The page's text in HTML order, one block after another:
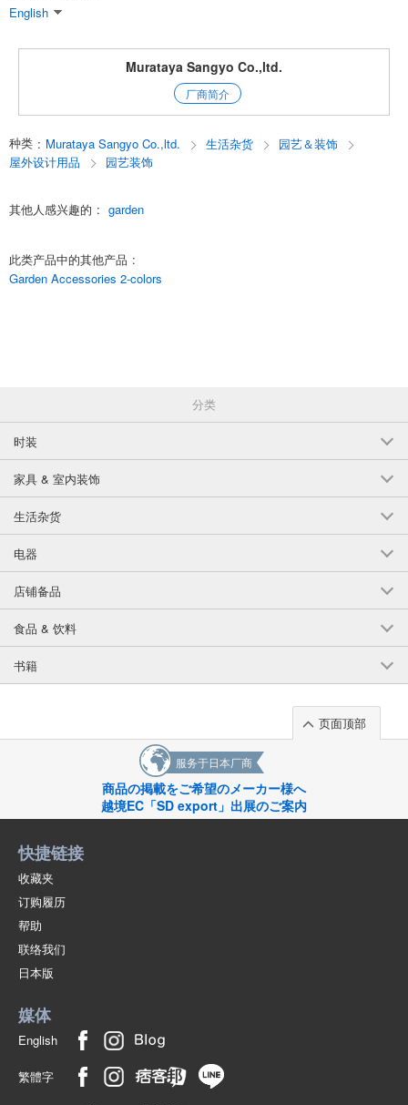
English
Murataya Sangyo Co.,ltd.
厂商简介
种类 : Murataya Sangyo Co.,ltd. 生活杂货
园艺＆装饰
屋外设计用品
园艺装饰
其他人感兴趣的 : garden
此类产品中的其他产品 :
Garden Accessories 2-colors
分类
时装
家具 & 室内装饰
生活杂货
电器
店铺备品
食品 & 饮料
书籍
页面顶部
服务于日本厂商
商品の掲載をご希望のメーカー様へ
越境EC「SD export」出展のご案内
快捷链接
收藏夹
订购履历
帮助
联络我们
日本版
媒体
English
繁體字